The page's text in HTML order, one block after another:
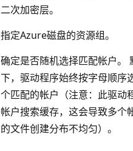
二次加密层。
指定Azure磁盘的资源组。
确定是否随机选择匹配帐户。
下，驱动程序始终按字母顺序
个匹配的帐户（注意：此驱动
帐户搜索缓存，这会导致多个
的文件创建分布不均匀）。